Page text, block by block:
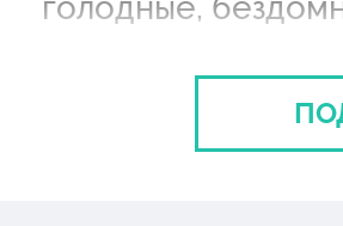
И даже дикого